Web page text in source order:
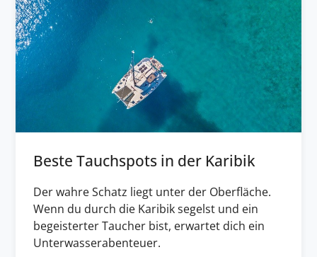
Beste Tauchspots in der Karibik
Der wahre Schatz liegt unter der Oberfläche.
Wenn du durch die Karibik segelst und ein
begeisterter Taucher bist, erwartet dich ein
Unterwasserabenteuer.